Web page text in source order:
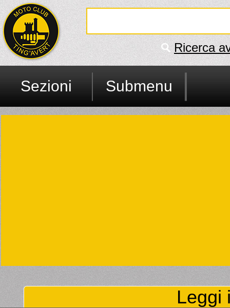
Ricerca
Sezioni Submenu
Leggi